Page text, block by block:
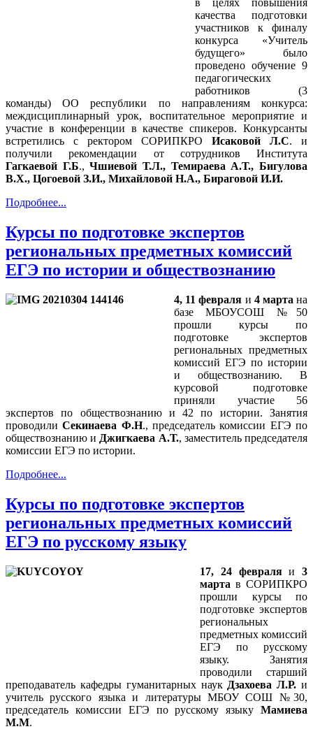
в целях повышения
качества подготовки
участников к финалу
конкурса «Учитель
будущего» было
проведено обучение 9
педагогических
работников (3
команды) ОО республики по направлениям конкурса:
междисциплинарный урок, воспитательное мероприятие и
участие в конференции в качестве спикеров. Конкурсанты
встретились с ректором СОРИПКРО Исаковой Л.С. и
получили рекомендации от сотрудников Института
Гагкаевой Г.Б.,Чшиевой Т.Л., Темираева А.Т., Бигулова
В.Х., Цогоевой З.И., Михайловой Н.А., Бираговой И.И.
Подробнее...
Курсы по подготовке экспертов
региональных предметных комиссий
ЕГЭ по истории и обществознанию
4, 11 февраля и 4 марта на
базе МБОУСОШ №50
прошли курсы по
подготовке экспертов
региональных предметных
комиссий ЕГЭ по истории
и обществознанию. В
курсовой подготовке
приняли участие 56
экспертов по обществознанию и 42 по истории. Занятия
проводилиСекинаева Ф.Н., председатель комиссии ЕГЭ по
обществознанию и Джигкаева А.Т., заместитель председателя
комиссии ЕГЭ по истории.
Подробнее...
Курсы по подготовке экспертов
региональных предметных комиссий
ЕГЭ по русскому языку
17, 24 февраляи 3
марта в СОРИПКРО
прошли курсы по
подготовке экспертов
региональных
предметных комиссий
ЕГЭ по русскому
языку. Занятия
проводили старший
преподаватель кафедры гуманитарных наук Дзахоева Л.Р. и
учитель русского языка и литературы МБОУ СОШ №30,
председатель комиссии ЕГЭ по русскому языку Мамиева
М.М.